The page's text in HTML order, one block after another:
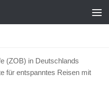
(ZOB) in Deutschlands
für entspanntes Reisen mit